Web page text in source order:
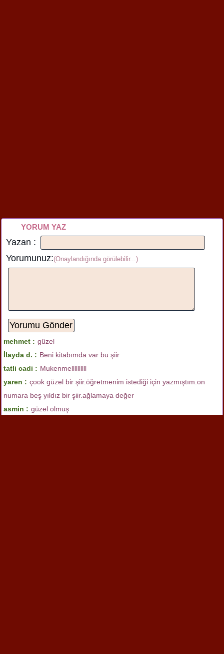
YORUM YAZ
Yazan :
Yorumunuz:(Onaylandığında görülebilir...)
mehmet : güzel
İlayda d. : Beni kitabımda var bu şiir
tatli cadi : Mukenmellllllllll
yaren : çook güzel bir şiir.öğretmenim istediği için yazmıştım.on
numara beş yıldız bir şiir.ağlamaya değer
asmin : güzel olmuş